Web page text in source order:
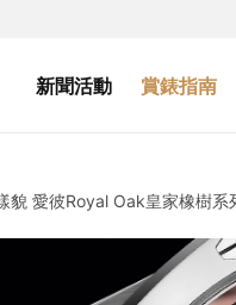
新聞活動 賞錶指南
貌 愛彼Royal Oak皇家橡樹